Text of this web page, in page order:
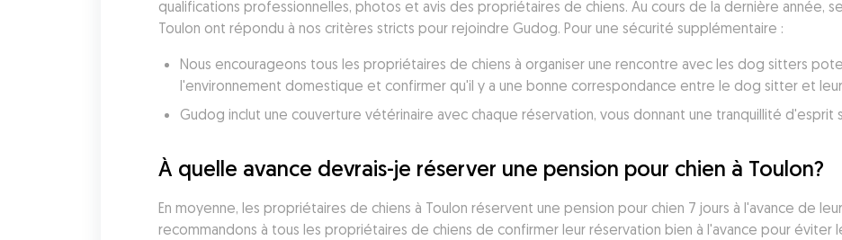
qualifications professionnelles, photos et avis des propriétaires de chiens. Au cours de la dernière année,
Toulon ont répondu à nos critères stricts pour rejoindre Gudog. Pour une sécurité supplémentaire :
Nous encourageons tous les propriétaires de chiens à organiser une rencontre avec les dog sitters
l'environnement domestique et confirmer qu'il y a une bonne correspondance entre le dog sitter et
À quelle avance devrais-je réserver une pension pour chien à Toulon?
En moyenne, les propriétaires de chiens à Toulon réservent une pension pour chien 7 jours à l'avance de
recommandons à tous les propriétaires de chiens de confirmer leur réservation bien à l'avance pour éviter